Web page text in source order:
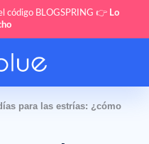
código BLOGSPRING 👉 Lo
para las estrías: ¿cómo